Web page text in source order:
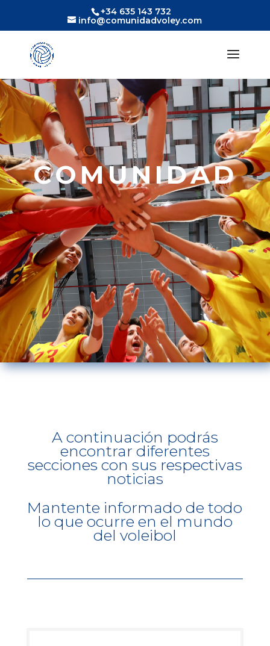
+34 635 143 732
info@comunidadvoley.com
COMUNIDAD
A continuación podrás
encontrar diferentes
secciones con sus respectivas
noticias
Mantente informado de todo
lo que ocurre en el mundo
del voleibol